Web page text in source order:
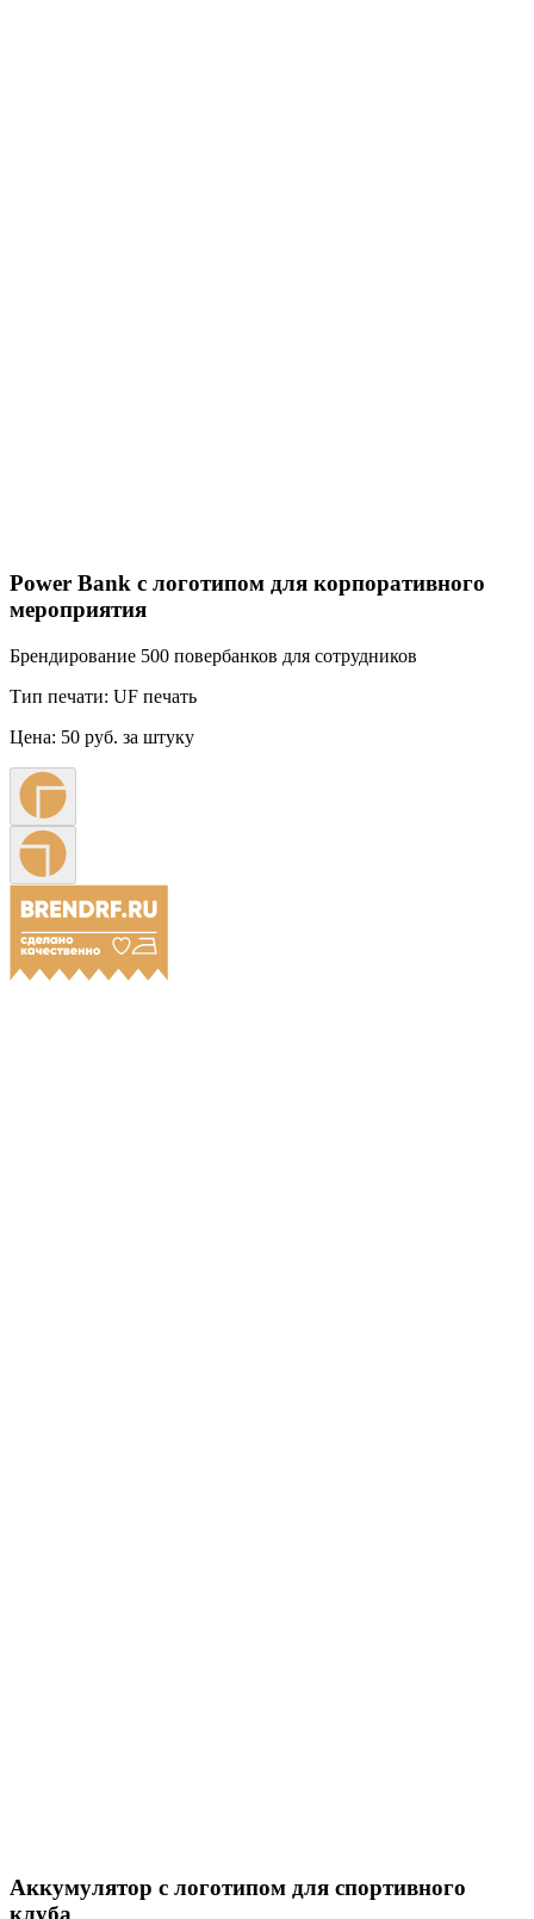
Power Bank с логотипом для корпоративного
мероприятия
Брендирование 500 повербанков для сотрудников
Тип печати: UF печать
Цена: 50 руб. за штуку
Аккумулятор с логотипом для спортивного
клуба